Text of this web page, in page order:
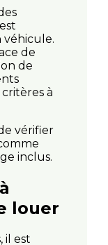
véhicule.
de
de
à
vérifier
inclus.
louer
il est